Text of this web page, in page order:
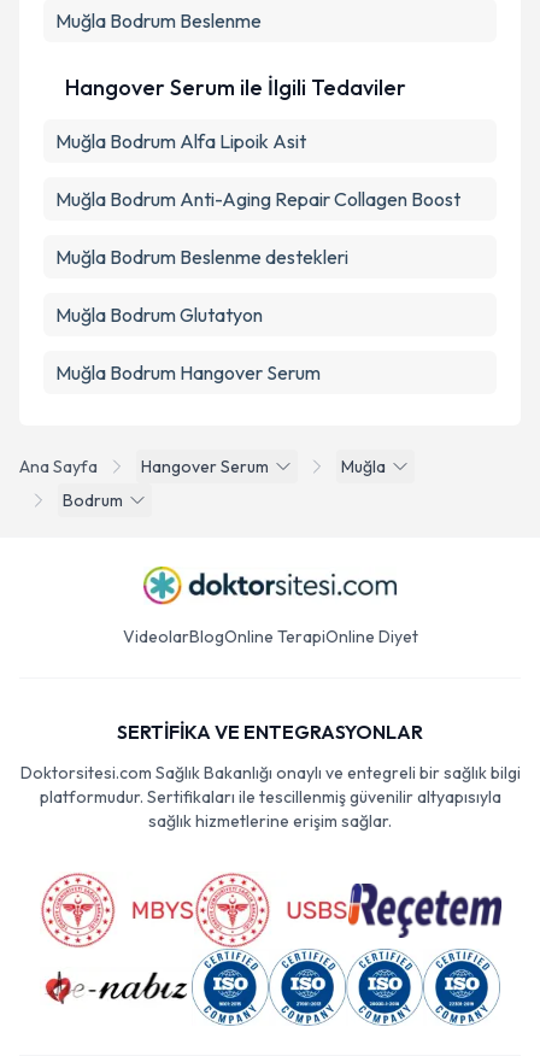
Ana Sayfa Hangover Serum
Muğla
Bodrum
Muğla Bodrum Beslenme
Hangover Serum ile İlgili Tedaviler
Muğla Bodrum Alfa Lipoik Asit
Muğla Bodrum Anti-Aging Repair Collagen Boost
Muğla Bodrum Beslenme destekleri
Muğla Bodrum Glutatyon
Muğla Bodrum Hangover Serum
VideolarBlogOnline TerapiOnline Diyet
SERTİFİKA VE ENTEGRASYONLAR
Doktorsitesi.com Sağlık Bakanlığı onaylı ve entegreli bir sağlık bilgi
platformudur. Sertifikaları ile tescillenmiş güvenilir altyapısıyla
sağlık hizmetlerine erişim sağlar.